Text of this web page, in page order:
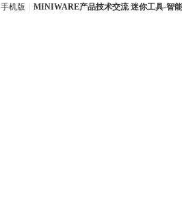
手机版 MINIWARE产品技术交流 迷你工具-智